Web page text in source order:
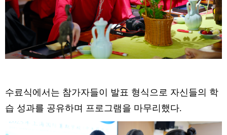
수료식에서는 참가자들이 발표 형식으로 자신들의 학
습 성과를 공유하며 프로그램을 마무리했다.